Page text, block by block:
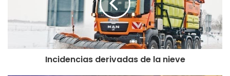
Incidencias derivadas de la nieve